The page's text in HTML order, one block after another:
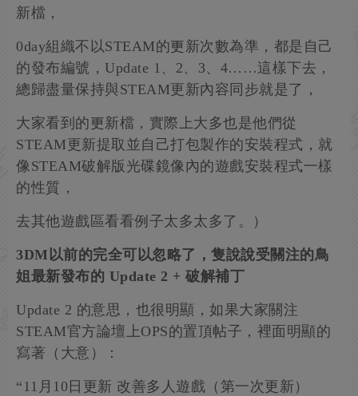
新檔，
0day組織不以STEAM的更新次數為準，都是自己
的發布編號，Update 1、2、3、4……這樣下去，
總歸盡量保持與STEAM更新內容同步就是了，
大家看到的更新檔，實際上大多也是他們從
STEAM更新提取並自己打包製作的安裝程式，就
像STEAM破解版光碟鏡像內的遊戲安裝程式一樣
的性質，
去其他遊戲區看看例子太多太多了。）
3DM以前的完全可以忽略了，隻說說受關注的鳥
姐最新發布的 Update 2 + 破解補丁
Update 2 的意思，也很明顯，如果大家關注
STEAM官方論壇上OPS的置頂帖子，裡面明顯的
寫著（大意）：
“11月10日更新 改善多人遊戲（第一次更新）